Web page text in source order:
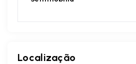
Localização